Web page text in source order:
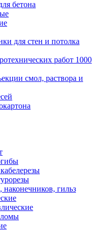
бетона
для стен и потолка
работ 1000
смол, раствора и
гильз